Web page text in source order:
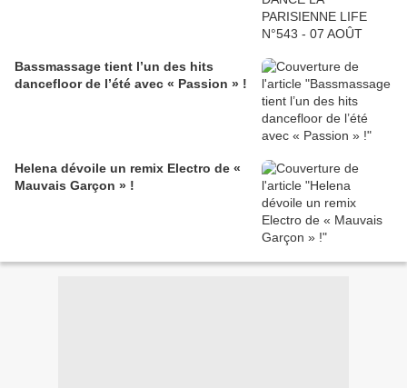
Bassmassage tient l’un des hits
dancefloor de l’été avec « Passion » !
Helena dévoile un remix Electro de «
Mauvais Garçon » !